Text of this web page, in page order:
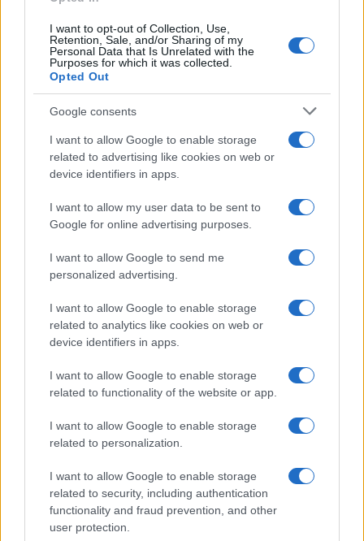
I want to opt-out of Collection, Use,
Retention, Sale, and/or Sharing of my
Personal Data that Is Unrelated with the
Purposes for which it was collected.
Opted Out
Google consents
I want to allow Google to enable storage
related to advertising like cookies on web or
device identifiers in apps.
I want to allow my user data to be sent to
Google for online advertising purposes.
I want to allow Google to send me
personalized advertising.
I want to allow Google to enable storage
related to analytics like cookies on web or
device identifiers in apps.
I want to allow Google to enable storage
related to functionality of the website or app.
I want to allow Google to enable storage
related to personalization.
I want to allow Google to enable storage
related to security, including authentication
functionality and fraud prevention, and other
user protection.
Mattarella presenzia all’inaugurazione
dei Giochi Olimpici di Milano: un evento
da non perdere!
Mattarella a Milano per celebrare i Giochi Olimpici Invernali:
eventi di grande importanza e rilevanza internazionale.
Matteo Pellegrino · 27 Gen 2026
Lisa Vittozzi conquista un prestigioso
terzo posto nella mass start di Nové Město
Lisa Vittozzi conquista il terzo posto nella mass start di Nové
Město, un risultato che rappresenta un segnale
Matteo Pellegrino · 26 Gen 2026